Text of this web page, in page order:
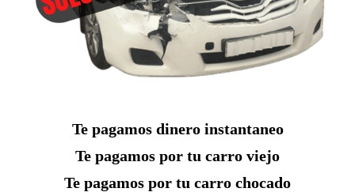
Te pagamos dinero instantaneo
Te pagamos por tu carro viejo
Te pagamos por tu carro chocado